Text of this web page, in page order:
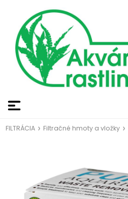
FILTRÁCIA Filtračné hmoty a vložky